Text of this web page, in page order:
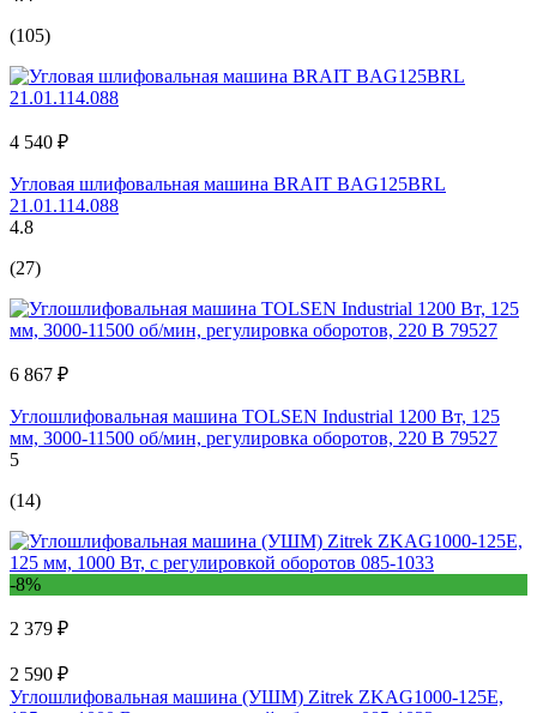
(105)
4 540 ₽
Угловая шлифовальная машина BRAIT BAG125BRL
21.01.114.088
4.8
(27)
6 867 ₽
Углошлифовальная машина TOLSEN Industrial 1200 Вт, 125
мм, 3000-11500 об/мин, регулировка оборотов, 220 В 79527
5
(14)
-8%
2 379 ₽
2 590 ₽
Углошлифовальная машина (УШМ) Zitrek ZKAG1000-125E,